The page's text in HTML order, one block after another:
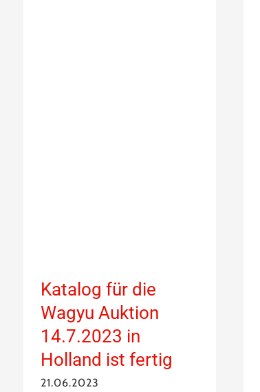
Katalog für die
Wagyu Auktion
14.7.2023 in
Holland ist fertig
21.06.2023